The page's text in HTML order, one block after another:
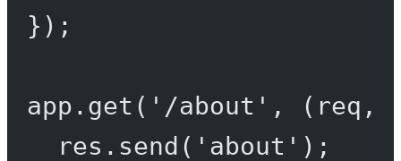
});
app. get ( '/about' , ( req ,
res. send ( 'about' );